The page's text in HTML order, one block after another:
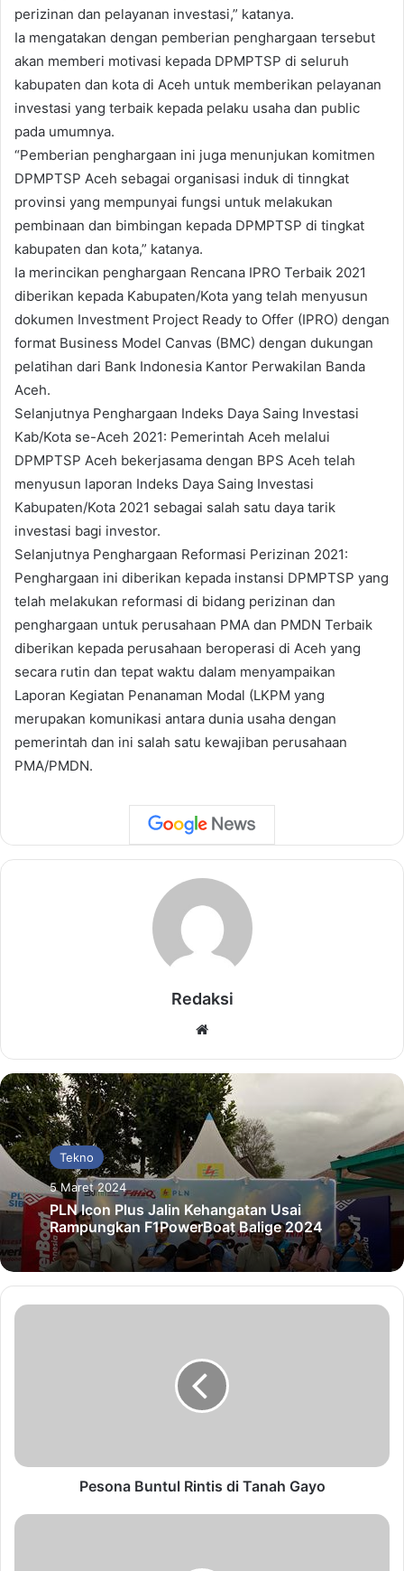
perizinan dan pelayanan investasi,” katanya.
Ia mengatakan dengan pemberian penghargaan tersebut
akan memberi motivasi kepada DPMPTSP di seluruh
kabupaten dan kota di Aceh untuk memberikan pelayanan
investasi yang terbaik kepada pelaku usaha dan public
pada umumnya.
“Pemberian penghargaan ini juga menunjukan komitmen
DPMPTSP Aceh sebagai organisasi induk di tinngkat
provinsi yang mempunyai fungsi untuk melakukan
pembinaan dan bimbingan kepada DPMPTSP di tingkat
kabupaten dan kota,” katanya.
Ia merincikan penghargaan Rencana IPRO Terbaik 2021
diberikan kepada Kabupaten/Kota yang telah menyusun
dokumen Investment Project Ready to Offer (IPRO) dengan
format Business Model Canvas (BMC) dengan dukungan
pelatihan dari Bank Indonesia Kantor Perwakilan Banda
Aceh.
Selanjutnya Penghargaan Indeks Daya Saing Investasi
Kab/Kota se-Aceh 2021: Pemerintah Aceh melalui
DPMPTSP Aceh bekerjasama dengan BPS Aceh telah
menyusun laporan Indeks Daya Saing Investasi
Kabupaten/Kota 2021 sebagai salah satu daya tarik
investasi bagi investor.
Selanjutnya Penghargaan Reformasi Perizinan 2021:
Penghargaan ini diberikan kepada instansi DPMPTSP yang
telah melakukan reformasi di bidang perizinan dan
penghargaan untuk perusahaan PMA dan PMDN Terbaik
diberikan kepada perusahaan beroperasi di Aceh yang
secara rutin dan tepat waktu dalam menyampaikan
Laporan Kegiatan Penanaman Modal (LKPM yang
merupakan komunikasi antara dunia usaha dengan
pemerintah dan ini salah satu kewajiban perusahaan
PMA/PMDN.
Redaksi
Tekno
5 Maret 2024
PLN Icon Plus Jalin Kehangatan Usai
Rampungkan F1PowerBoat Balige 2024
Pesona Buntul Rintis di Tanah Gayo